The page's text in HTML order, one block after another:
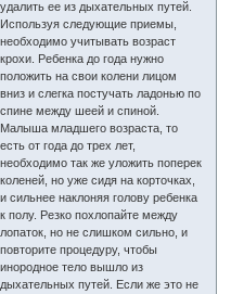
удалить ее из дыхательных путей.
Используя следующие приемы,
необходимо учитывать возраст
крохи. Ребенка до года нужно
положить на свои колени лицом
вниз и слегка постучать ладонью по
спине между шеей и спиной.
Малыша младшего возраста, то
есть от года до трех лет,
необходимо так же уложить поперек
коленей, но уже сидя на корточках,
и сильнее наклоняя голову ребенка
к полу. Резко похлопайте между
лопаток, но не слишком сильно, и
повторите процедуру, чтобы
инородное тело вышло из
дыхательных путей. Если же это не